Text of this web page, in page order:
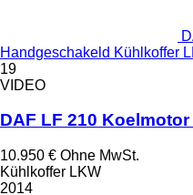
Handgeschakeld Kühlkoffer
19
VIDEO
DAF LF 210
10.950 € Ohne MwSt.
Kühlkoffer LKW
2014